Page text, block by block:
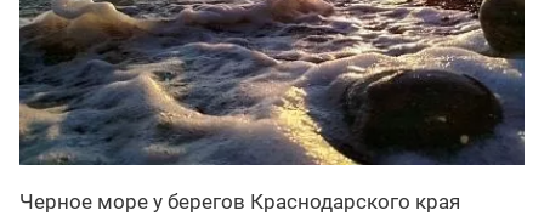
Черное море у берегов Краснодарского края